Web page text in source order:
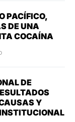
PACÍFICO,
DE UNA
COCAÍNA
DE
Y